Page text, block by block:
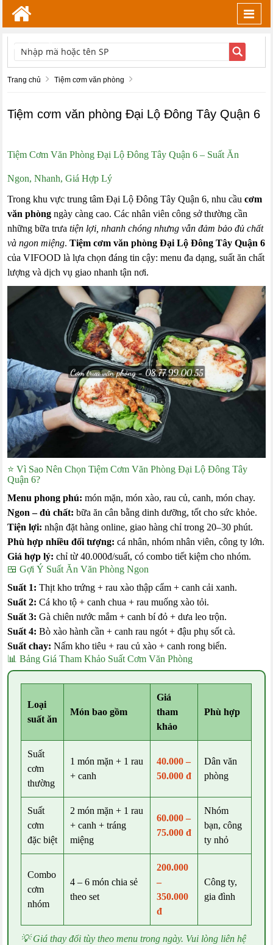
TÌM KIẾM
Trang chủ Tiệm cơm văn phòng
Tiệm cơm văn phòng Đại Lộ Đông Tây Quận 6
Tiệm Cơm Văn Phòng Đại Lộ Đông Tây Quận 6 – Suất Ăn
Ngon, Nhanh, Giá Hợp Lý
Trong khu vực trung tâm Đại Lộ Đông Tây Quận 6, nhu cầucơm
văn phòng ngày càng cao. Các nhân viên công sở thường cần
những bữa trưatiện lợi, nhanh chóng nhưng vẫn đảm bảo đủ chất
và ngon miệng.Tiệm cơm văn phòng Đại Lộ Đông Tây Quận 6
của VIFOOD là lựa chọn đáng tin cậy: menu đa dạng, suất ăn chất
lượng và dịch vụ giao nhanh tận nơi.
⭐ Vì Sao Nên Chọn Tiệm Cơm Văn Phòng Đại Lộ Đông Tây
Quận 6?
Menu phong phú: món mặn, món xào, rau củ, canh, món chay.
Ngon – đủ chất: bữa ăn cân bằng dinh dưỡng, tốt cho sức khỏe.
Tiện lợi: nhận đặt hàng online, giao hàng chỉ trong 20–30 phút.
Phù hợp nhiều đối tượng: cá nhân, nhóm nhân viên, công ty lớn.
Giá hợp lý: chỉ từ 40.000đ/suất, có combo tiết kiệm cho nhóm.
🍱 Gợi Ý Suất Ăn Văn Phòng Ngon
Suất 1: Thịt kho trứng + rau xào thập cẩm + canh cải xanh.
Suất 2: Cá kho tộ + canh chua + rau muống xào tỏi.
Suất 3: Gà chiên nước mắm + canh bí đỏ + dưa leo trộn.
Suất 4: Bò xào hành cần + canh rau ngót + đậu phụ sốt cà.
Suất chay: Nấm kho tiêu + rau củ xào + canh rong biển.
📊 Bảng Giá Tham Khảo Suất Cơm Văn Phòng
Loại
suất ăn
Món bao gồm
Giá
tham
khảo
Phù hợp
Suất
cơm
thường
1 món mặn + 1 rau
+ canh
40.000 –
50.000 đ
Dân văn
phòng
Suất
cơm
đặc biệt
2 món mặn + 1 rau
+ canh + tráng
miệng
60.000 –
75.000 đ
Nhóm
bạn, công
ty nhỏ
Combo
cơm
nhóm
4 – 6 món chia sẻ
theo set
200.000
–
350.000
đ
Công ty,
gia đình
💡 Giá thay đổi tùy theo menu trong ngày. Vui lòng liên hệ